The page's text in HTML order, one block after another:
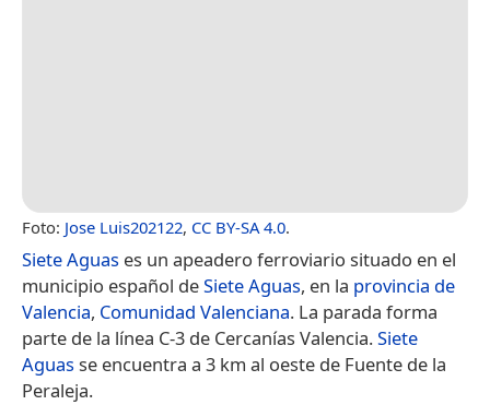
Foto: Jose Luis202122, CC BY-SA 4.0.
Siete Aguas es un apeadero ferroviario situado en el
municipio español deSiete Aguas, en la provincia de
Valencia, Comunidad Valenciana. La parada forma
parte de la línea C-3 de Cercanías Valencia.Siete
Aguasse encuentra a 3 km al oeste de Fuente de la
Peraleja.